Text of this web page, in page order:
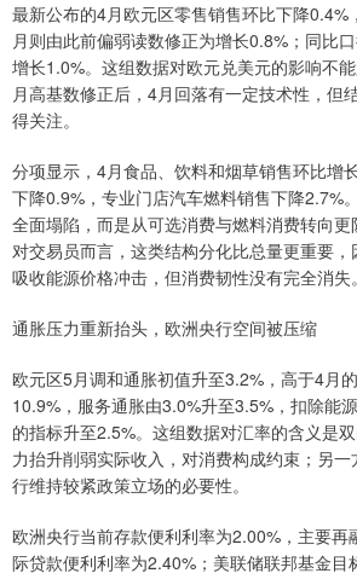
最新公布的4月欧元区零售销售环比下降0.4%
月则由此前偏弱读数修正为增长0.8%；同比
增长1.0%。这组数据对欧元兑美元的影响不
月高基数修正后，4月回落有一定技术性，但
得关注。
分项显示，4月食品、饮料和烟草销售环比增
下降0.9%，专业门店汽车燃料销售下降2.7%
全面塌陷，而是从可选消费与燃料消费转向更
对交易员而言，这类结构分化比总量更重要
吸收能源价格冲击，但消费韧性没有完全消失。
通胀压力重新抬头，欧洲央行空间被压缩
欧元区5月调和通胀初值升至3.2%，高于4月
10.9%，服务通胀由3.0%升至3.5%，扣除能
的指标升至2.5%。这组数据对汇率的含义是
力抬升削弱实际收入，对消费构成约束；另
行维持较紧政策立场的必要性。
欧洲央行当前存款便利利率为2.00%，主要再
际贷款便利利率为2.40%；美联储联邦基金目